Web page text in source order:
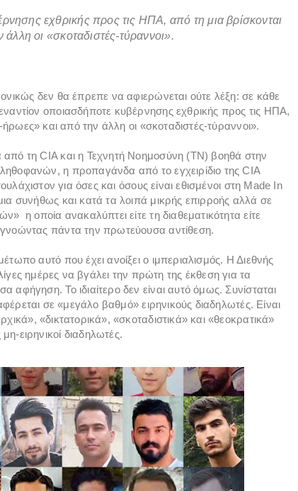
εχθρικής προς τις ΗΠΑ, από τη μια βρίσκονται
άλλη οι «σκοταδιστές-τύραννοι».
δεν θα έπρεπε να αφιερώνεται ούτε λέξη: σε κάθε
οποιασδήποτε κυβέρνησης εχθρικής προς τις ΗΠΑ,
ήρωες» και από την άλλη οι «σκοταδιστές-τύραννοι».
τη CIA και η Τεχνητή Νοημοσύνη (ΤΝ) βοηθά στην
η προπαγάνδα από το εγχειρίδιο της CIA
για όσες και όσους είναι εθισμένοι στη Made In
συνήθως και κατά τα λοιπά μικρής επιρροής αλλά σε
η οποία ανακαλύπτει είτε τη διαθεματικότητα είτε
πάντα την πρωτεύουσα αντίθεση.
αυτό που έχει ανοίξει ο ιμπεριαλισμός. Η Διεθνής
ημέρες να βγάλει την πρώτη της έκθεση για τα
αφήγηση. Το ιδιαίτερο δεν είναι αυτό όμως. Συνίσταται
σε «μεγάλο βαθμό» ειρηνικούς διαδηλωτές. Είναι
«δικτατορικά», «σκοταδιστικά» και «θεοκρατικά»
ειρηνικοί διαδηλωτές.